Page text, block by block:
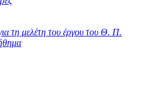
τη μελέτη του έργου του Θ. Π.